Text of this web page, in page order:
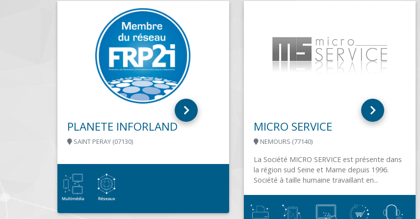
AID
MONCRABEAU (47600)
Vente et réparation de matériel informatique
toutes marques, consommables,...
BELLEME INFORMATIQUE
BELLEME (61130)
Bellême Informatique propose la vente, la
réparation et la maintenance de tous les
matériels informatiques. Notre force réside